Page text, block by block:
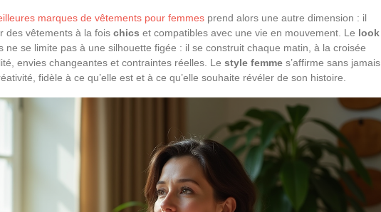
marques de vêtements pour femmes prend alors une autre dimension : il
des vêtements à la fois chics et compatibles avec une vie en mouvement. Le look
ne se limite pas à une silhouette figée : il se construit chaque matin, à la croisée
envies changeantes et contraintes réelles. Le style femme s’affirme sans jamais
fidèle à ce qu’elle est et à ce qu’elle souhaite révéler de son histoire.